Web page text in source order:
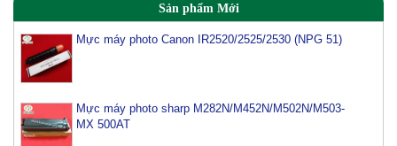
Sản phẩm Mới
Mực máy photo Canon IR2520/2525/2530 (NPG 51)
MX 500AT